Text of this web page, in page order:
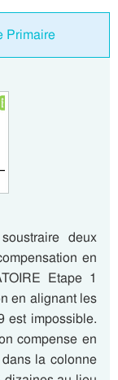
Primaire
deux
en
Etape 1
en alignant les
est impossible.
compense en
la colonne